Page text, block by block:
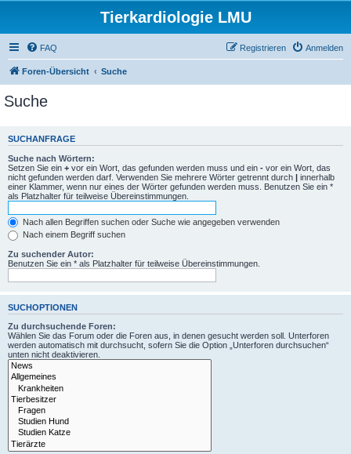
Tierkardiologie LMU
FAQ Anmelden
Registrieren
Foren-Übersicht Suche
Suche
SUCHANFRAGE
Suche nach Wörtern:
Setzen Sie ein + vor ein Wort, das gefunden werden muss und ein - vor ein Wort, das
nicht gefunden werden darf. Verwenden Sie mehrere Wörter getrennt durch | innerhalb
einer Klammer, wenn nur eines der Wörter gefunden werden muss. Benutzen Sie ein *
als Platzhalter für teilweise Übereinstimmungen.
Nach allen Begriffen suchen oder Suche wie angegeben verwenden
Nach einem Begriff suchen
Zu suchender Autor:
Benutzen Sie ein * als Platzhalter für teilweise Übereinstimmungen.
SUCHOPTIONEN
Zu durchsuchende Foren:
Wählen Sie das Forum oder die Foren aus, in denen gesucht werden soll. Unterforen
werden automatisch mit durchsucht, sofern Sie die Option „Unterforen durchsuchen“
unten nicht deaktivieren.